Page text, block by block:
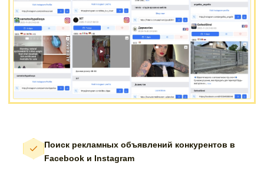
Поиск рекламных объявлений конкурентов в
Facebook и Instagram